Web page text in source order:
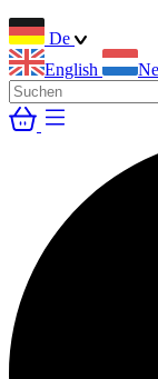
De
English